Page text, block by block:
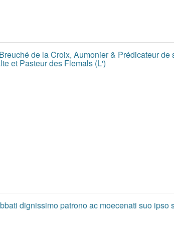
de la Croix, Aumonier & Prédicateur de
et Pasteur des Flemals (L')
dignissimo patrono ac moecenati suo ipso